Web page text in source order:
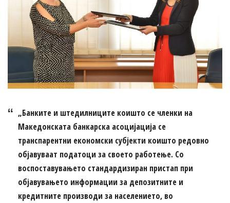
„Банките и штедилниците коишто се членки на
Македонската банкарска асоцијација се
транспарентни економски субјекти коишто редовно
објавуваат податоци за своето работење. Со
воспоставувањето стандардизиран пристап при
објавувањето информации за депозитните и
кредитните производи за населението, во